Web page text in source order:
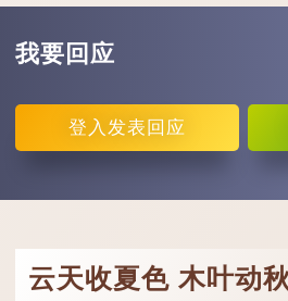
我要回应
登入 发表回应
云天收夏色 木叶动